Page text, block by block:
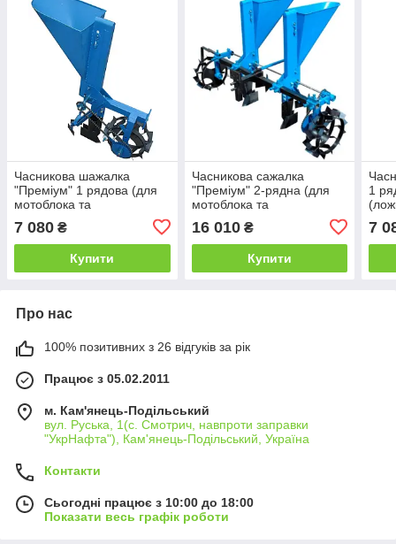
Часникова шажалка
"Преміум" 1 рядова (для
мотоблока та
збільшені Ø34)
7 080 ₴
Купити
Часникова сажалка
"Преміум" 2-рядна (для
мотоблока та
збільшені Ø34)
16 010₴
Купити
1
7
Про нас
100% позитивних з 26 відгуків за рік
Працює з 05.02.2011
м. Кам'янець-Подільський
вул. Руська, 1(с. Смотрич, навпроти заправки
"УкрНафта"), Кам'янець-Подільський, Україна
Контакти
Сьогодні працює з 10:00 до 18:00
Показати весь графік роботи